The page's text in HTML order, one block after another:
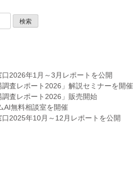
2026年1月～3月レポートを公開
調査レポート2026」解説セミナーを開催
調査レポート2026」販売開始
AI無料相談室を開催
2025年10月～12月レポートを公開